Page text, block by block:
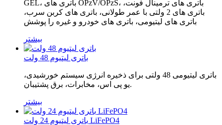
GEL، باتری های OPzV/OPzS، باتری های ترمینال فونت،
باتری های 2 ولتی با عمر طولانی، باتری های کربن سرب،
باتری های لیتیومی، باتری های خودرو و غیره را پوشش
بیشتر
باتری لیتیوم 48 ولت
باتری لیتیومی 48 ولتی برای ذخیره انرژی سیستم خورشیدی،
یو پی اس، مخابرات، برق پشتیبان.
بیشتر
باتری لیتیوم 24 ولت LiFePO4